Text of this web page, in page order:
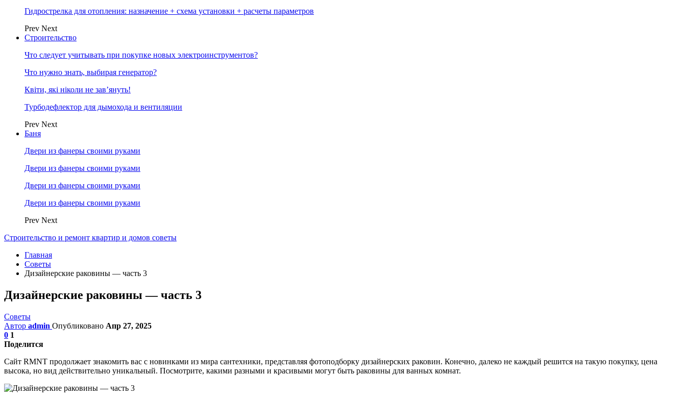
Гидрострелка для отопления: назначение + схема установки + расчеты параметров
Prev Next
Строительство
Что следует учитывать при покупке новых электроинструментов?
Что нужно знать, выбирая генератор?
Квіти, які ніколи не зав’януть!
Турбодефлектор для дымохода и вентиляции
Prev Next
Баня
Двери из фанеры своими руками
Двери из фанеры своими руками
Двери из фанеры своими руками
Двери из фанеры своими руками
Prev Next
Строительство и ремонт квартир и домов советы
Главная
Советы
Дизайнерские раковины — часть 3
Дизайнерские раковины — часть 3
Советы
Автор admin Опубликовано Апр 27, 2025
0 1
Поделится
Сайт RMNT продолжает знакомить вас с новинками из мира сантехники, представляя фотоподборку дизайнерских раковин. Конечно, далеко не каждый решится на такую покупку, цена
высока, но вид действительно уникальный. Посмотрите, какими разными и красивыми могут быть раковины для ванных комнат.